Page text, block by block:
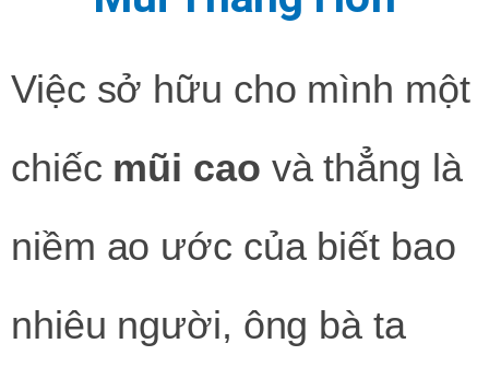
Việc sở hữu cho mình một
chiếc mũi cao và thẳng là
niềm ao ước của biết bao
nhiêu người, ông bà ta